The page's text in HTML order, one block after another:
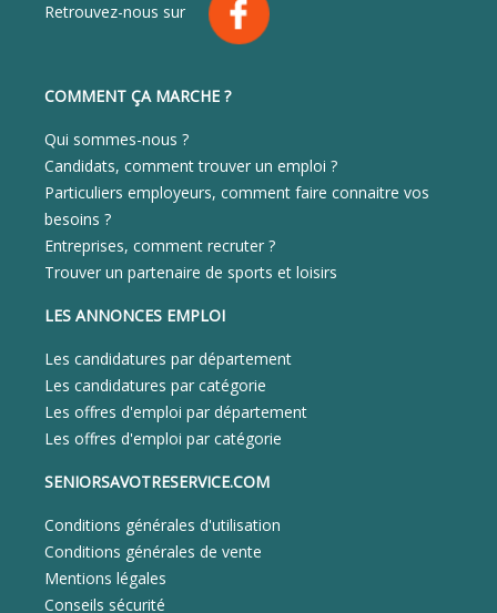
Retrouvez-nous sur
COMMENT ÇA MARCHE ?
Qui sommes-nous ?
Candidats, comment trouver un emploi ?
Particuliers employeurs, comment faire connaitre vos
besoins ?
Entreprises, comment recruter ?
Trouver un partenaire de sports et loisirs
LES ANNONCES EMPLOI
Les candidatures par département
Les candidatures par catégorie
Les offres d'emploi par département
Les offres d'emploi par catégorie
SENIORSAVOTRESERVICE.COM
Conditions générales d'utilisation
Conditions générales de vente
Mentions légales
Conseils sécurité